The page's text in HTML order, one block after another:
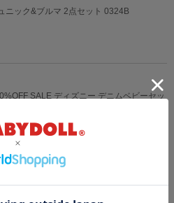
ニック&ブルマ 2点セット 0324B
SALE ディズニー デニムベビーセッ